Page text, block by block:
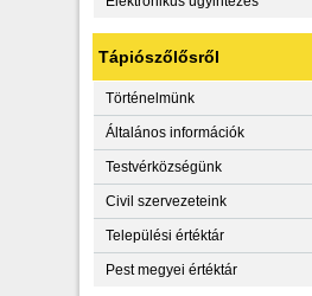
Tápiószőlősről
Történelmünk
Általános információk
Testvérközségünk
Civil szervezeteink
Települési értéktár
Pest megyei értéktár